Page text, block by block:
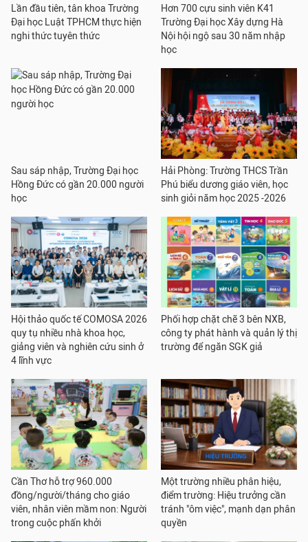
Lần đầu tiên, tân khoa Trường
Đại học Luật TPHCM thực hiện
nghi thức tuyên thức
Hơn 700 cựu sinh viên K41
Trường Đại học Xây dựng Hà
Nội hội ngộ sau 30 năm nhập
học
Sau sáp nhập, Trường Đại học
Hồng Đức có gần 20.000 người
học
Hải Phòng: Trường THCS Trần
Phú biểu dương giáo viên, học
sinh giỏi năm học 2025 -2026
Hội thảo quốc tế COMOSA 2026
quy tụ nhiều nhà khoa học,
giảng viên và nghiên cứu sinh ở
4 lĩnh vực
Phối hợp chặt chẽ 3 bên NXB,
công ty phát hành và quản lý thị
trường để ngăn SGK giả
Cần Thơ hỗ trợ 960.000
đồng/người/tháng cho giáo
viên, nhân viên mầm non: Người
trong cuộc phấn khởi
Một trường nhiều phân hiệu,
điểm trường: Hiệu trưởng cần
tránh "ôm việc", mạnh dạn phân
quyền